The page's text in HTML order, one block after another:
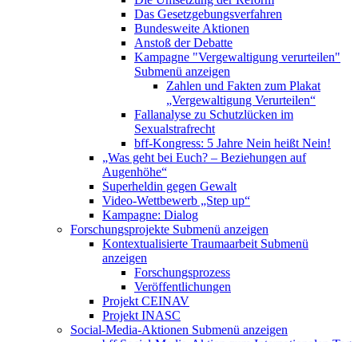
Das Gesetzgebungsverfahren
Bundesweite Aktionen
Anstoß der Debatte
Kampagne "Vergewaltigung verurteilen"
Submenü anzeigen
Zahlen und Fakten zum Plakat
„Vergewaltigung Verurteilen“
Fallanalyse zu Schutzlücken im
Sexualstrafrecht
bff-Kongress: 5 Jahre Nein heißt Nein!
„Was geht bei Euch? – Beziehungen auf
Augenhöhe“
Superheldin gegen Gewalt
Video-Wettbewerb „Step up“
Kampagne: Dialog
Forschungsprojekte Submenü anzeigen
Kontextualisierte Traumaarbeit Submenü
anzeigen
Forschungsprozess
Veröffentlichungen
Projekt CEINAV
Projekt INASC
Social-Media-Aktionen Submenü anzeigen